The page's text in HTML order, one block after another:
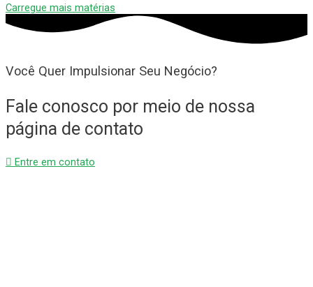
Carregue mais matérias
Você Quer Impulsionar Seu Negócio?
Fale conosco por meio de nossa
página de contato
Entre em contato